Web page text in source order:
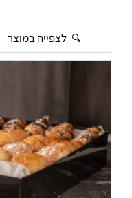
לצפייה במוצר